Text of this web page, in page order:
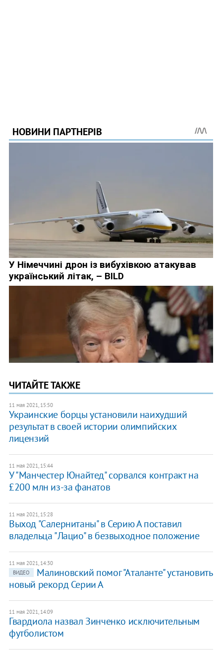
ЧИТАЙТЕ ТАКЖЕ
11 мая 2021, 15:50
Украинские борцы установили наихудший
результат в своей истории олимпийских
лицензий
11 мая 2021, 15:44
У "Манчестер Юнайтед" сорвался контракт на
£200 млн из-за фанатов
11 мая 2021, 15:28
Выход "Салернитаны" в Серию А поставил
владельца "Лацио" в безвыходное положение
11 мая 2021, 14:30
ВИДЕО
Малиновский помог "Аталанте" установить
новый рекорд Серии А
11 мая 2021, 14:09
Гвардиола назвал Зинченко исключительным
футболистом